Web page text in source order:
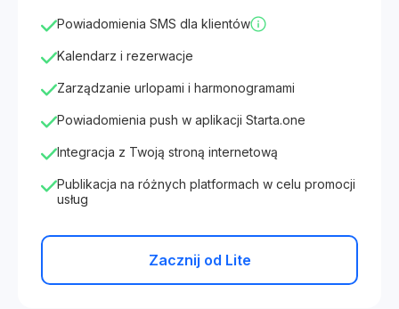
Powiadomienia SMS dla klientów
Kalendarz i rezerwacje
Zarządzanie urlopami i harmonogramami
Powiadomienia push w aplikacji Starta.one
Integracja z Twoją stroną internetową
Publikacja na różnych platformach w celu promocji
usług
Zacznij od Lite